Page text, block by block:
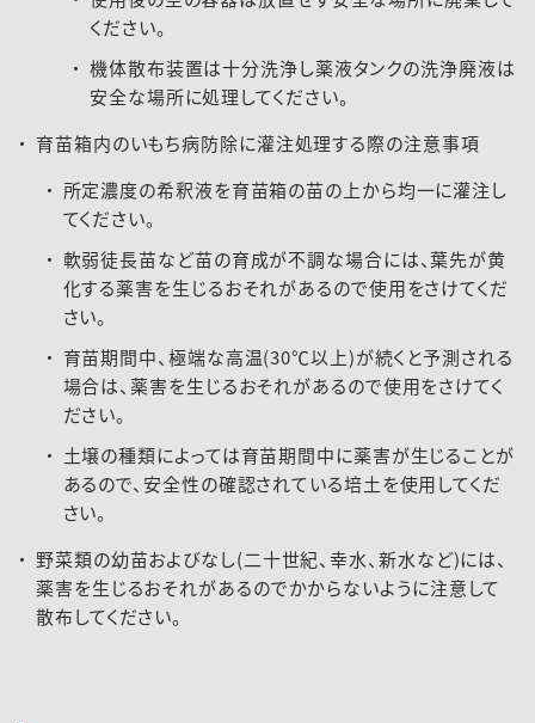
ください。
機体散布装置は十分洗浄し薬液タンクの洗浄廃液は
安全な場所に処理してください。
育苗箱内のいもち病防除に灌注処理する際の注意事項
所定濃度の希釈液を育苗箱の苗の上から均一に灌注し
てください。
軟弱徒長苗など苗の育成が不調な場合には、葉先が黄
化する薬害を生じるおそれがあるので使用をさけてくだ
さい。
育苗期間中、極端な高温(30℃以上)が続くと予測される
場合は、薬害を生じるおそれがあるので使用をさけてく
ださい。
土壌の種類によっては育苗期間中に薬害が生じることが
あるので、安全性の確認されている培土を使用してくだ
さい。
野菜類の幼苗およびなし(二十世紀、幸水、新水など)には、
薬害を生じるおそれがあるのでかからないように注意して
散布してください。